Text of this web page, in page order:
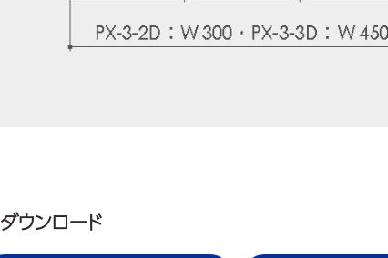
ダウンロード